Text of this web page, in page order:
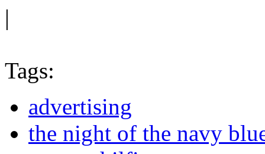
|
Tags:
advertising
the night of the navy